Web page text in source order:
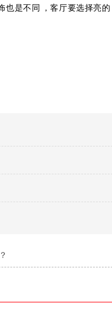
是不同，客厅要选择亮